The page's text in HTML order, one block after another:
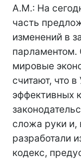
А.М.: На
часть
изменений в
парламентом.
мировые
считают, что
эффективных
сложа руки и,
разработали
кодекс,